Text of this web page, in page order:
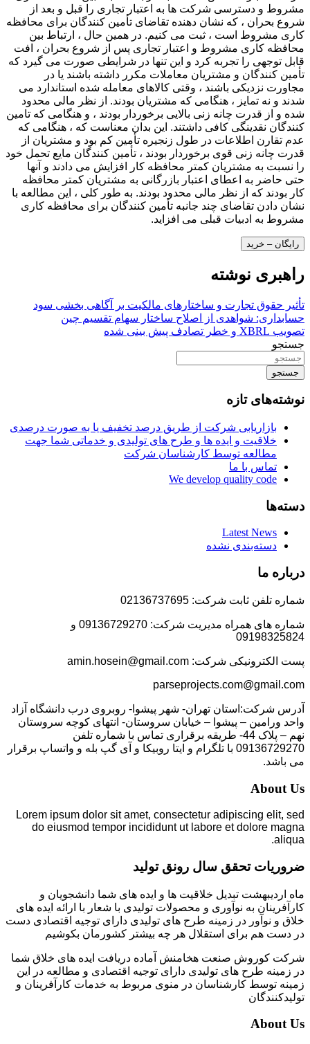
مشروط و دسترسی شرکت ها به اعتبار تجاری را قبل و بعد از
شروع بحران ، که نشان دهنده تقاضای تأمین کنندگان برای محافظه
کاری مشروط است ، ثبت می کنیم. در همین حال ، ارتباط بین
محافظه کاری مشروط و اعتبار تجاری پس از شروع بحران ، افت
قابل توجهی را تجربه کرد و این تنها در شرایطی صورت می گیرد که
تأمین کنندگان و مشتریان معاملات مکرر داشته باشند یا در
مجاورت نزدیکی باشند ، وقتی کالاهای معامله شده استاندارد می
شدند و نه تمایز ، هنگامی که مشتریان بودند. از نظر مالی محدود
شده و از قدرت چانه زنی بالایی برخوردار بودند ، و هنگامی که تامین
کنندگان نقدینگی کافی داشتند. این بدان معناست که ، هنگامی که
عدم تقارن اطلاعات در طول زنجیره تأمین کم بود و مشتریان از
قدرت چانه زنی قوی برخوردار بودند ، تأمین کنندگان مایع تحمل خود
را نسبت به مشتریان کمتر محافظه کار افزایش می دادند و آنها
حتی حاضر به اعطای اعتبار بازرگانی به مشتریان کمتر محافظه
کار بودند که از نظر مالی محدود بودند. به طور کلی ، این مطالعه با
نشان دادن تقاضای چند جانبه تأمین کنندگان برای محافظه کاری
مشروط به ادبیات قبلی می افزاید.
رایگان – خرید
راهبری نوشته
تأثیر حقوق تجارت و ساختارهای مالکیت بر آگاهی بخشی سود
حسابداری: شواهدی از اصلاح ساختار سهام تقسیم چین
تصویب XBRL و خطر تصادف پیش بینی شده
جستجو
جستجو
نوشته‌های تازه
بازاریابی شرکت از طریق درصد تخفیف یا به صورت درصدی
خلاقیت و ایده ها و طرح های تولیدی و خدماتی شما جهت
مطالعه توسط کارشناسان شرکت
تماس با ما
We develop quality code
دسته‌ها
Latest News
دسته‌بندی نشده
درباره ما
شماره تلفن ثابت شرکت: 02136737695
شماره های همراه مدیریت شرکت: 09136729270 و
09198325824
پست الکترونیکی شرکت: amin.hosein@gmail.com
parseprojects.com@gmail.com
آدرس شرکت:استان تهران- شهر پیشوا- روبروی درب دانشگاه آزاد
واحد ورامین – پیشوا – خیابان سروستان- انتهای کوچه سروستان
نهم – پلاک 44- طریقه برقراری تماس با شماره تلفن
09136729270 با تلگرام و ایتا روبیکا و آی گپ بله و واتساپ برقرار
می باشد.
About Us
Lorem ipsum dolor sit amet, consectetur adipiscing elit, sed
do eiusmod tempor incididunt ut labore et dolore magna
aliqua.
ضروریات تحقق سال رونق تولید
ماه اردیبهشت تبدیل خلاقیت ها و ایده های شما دانشجویان و
کارآفرینان به نوآوری و محصولات تولیدی با شعار با ارائه ایده های
خلاق و نوآور در زمینه طرح های تولیدی دارای توجیه اقتصادی دست
در دست هم برای استقلال هر چه بیشتر کشورمان بکوشیم
شرکت کوروش صنعت هخامنش آماده دریافت ایده های خلاق شما
در زمینه طرح های تولیدی دارای توجیه اقتصادی و مطالعه در این
زمینه توسط کارشناسان در منوی مربوط به خدمات کارآفرینان و
تولیدکنندگان
About Us